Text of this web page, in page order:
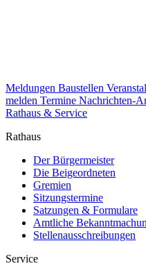
Meldungen Baustellen
melden Termine Nachrichten-
Rathaus & Service
Rathaus
Der Bürgermeister
Die Beigeordneten
Gremien
Sitzungstermine
Satzungen & Formulare
Amtliche
Stellenausschreibungen
Service